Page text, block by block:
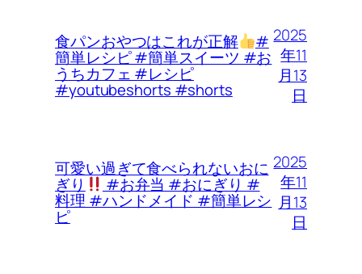
食パンおやつはこれが正解 #
簡単レシピ #簡単スイーツ #お
うちカフェ #レシピ
#youtubeshorts #shorts
2025
年11
月13
日
可愛い過ぎて食べられないおに
ぎり #お弁当 #おにぎり #
料理 #ハンドメイド #簡単レシ
ピ
2025
年11
月13
日